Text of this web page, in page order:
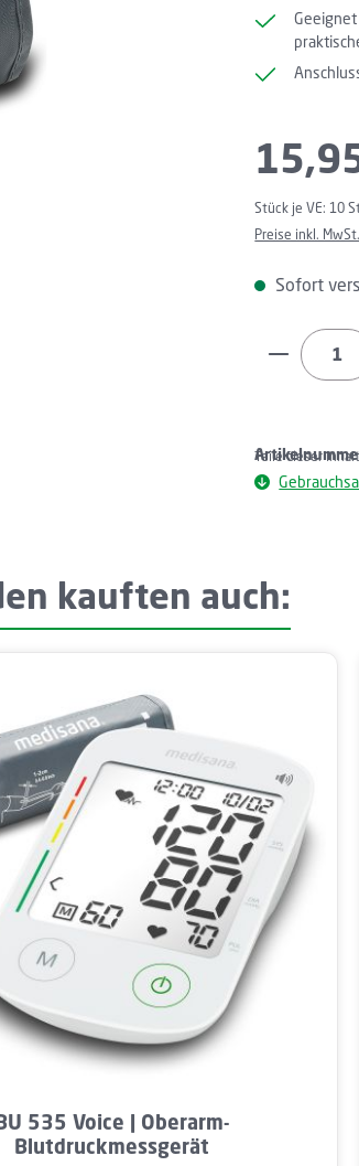
Stück je VE: 10
Preise inkl.
Sofort
Teile dieser
kauften auch:
benutze die Schaltflächen
Anzahl: Gib den
535 Voice | Oberarm-
Blutdruckmessgerät